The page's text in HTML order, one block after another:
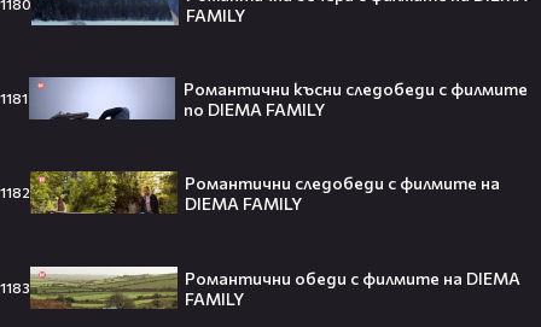
1180
FAMILY
1181
Романтични късни следобеди с филмите
по DIEMA FAMILY
1182
Романтични следобеди с филмите на
DIEMA FAMILY
1183
Романтични обеди с филмите на DIEMA
FAMILY
Саудитска Арабия💰
Barbie 2 има краен срок до 2026,